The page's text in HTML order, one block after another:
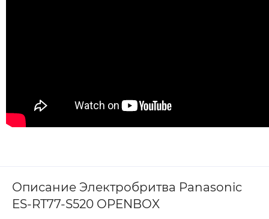
Описание Электробритва Panasonic
ES-RT77-S520 OPENBOX